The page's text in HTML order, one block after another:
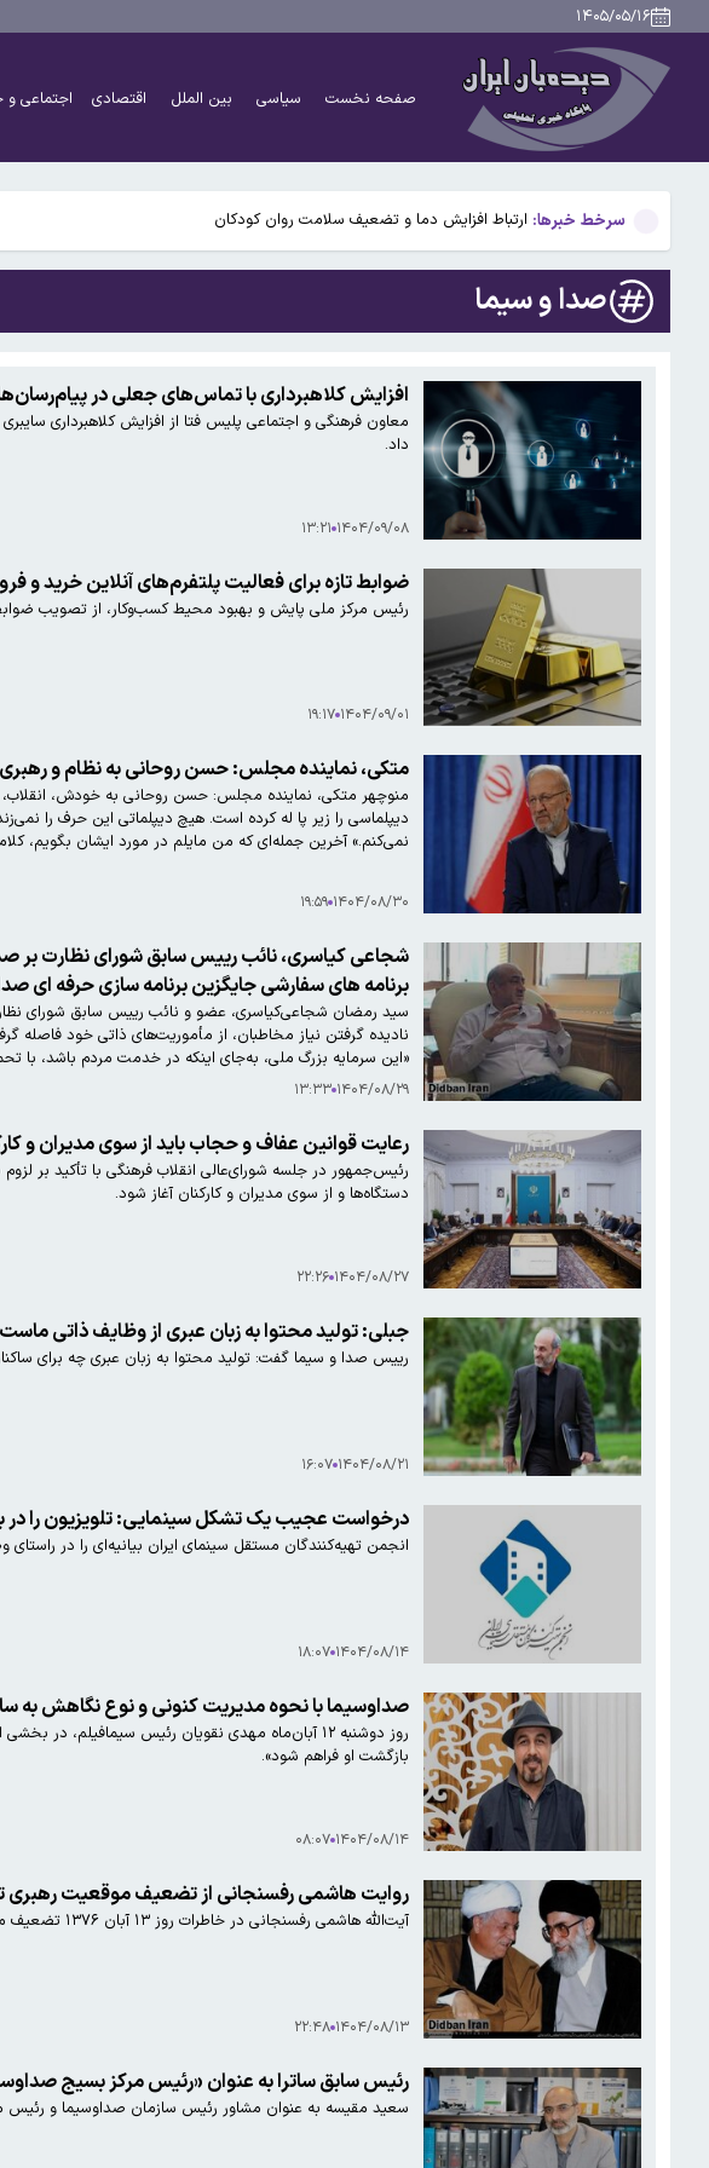
۱۴۰۵/۰۵/۱۶
صفحه نخست سیاسی بین الملل اقتصادی اجتماعی و
سرخط خبرها:
بلومبرگ: نفتکش‌ها، مقصد خود را در دریای سرخ پنهان می‌کنند
ترامپ: نمی‌خواهیم ببینیم که چین کنترل ارز‌های دیجیتال را به دست می‌گیرد /
علم‌الهدی: افرادی که می‌گویند جنگ را تمام کنید، مانند منافقین هستند
ارتباط افزایش دما و تضعیف سلامت روان کودکان
امام جمعه کرج: با کودتای برهنگی مواجه شده ایم
ترامپ: نمی‌خواهیم ببینیم که چین کنترل ارز‌های دیجیتال را به دست می‌گیرد /
علم‌الهدی: افرادی که می‌گویند جنگ را تمام کنید، مانند منافقین هستند
صدا و سیما
افزایش کلاهبرداری با تماس‌های جعلی در
معاون فرهنگی و اجتماعی پلیس فتا از افزایش کلاهبرداری‌
داد.
۱۴۰۴/۰۹/۰۸ ۱۳:۲۱
ضوابط تازه برای فعالیت پلتفرم‌های آنلاین خرید
رئیس مرکز ملی پایش و بهبود محیط کسب‌وکار، از تصویب
۱۴۰۴/۰۹/۰۱ ۱۹:۱۷
متکی، نماینده مجلس: حسن روحانی به نظام و رهبری ستم کرد
منوچهر متکی،
دیپلماسی را زیر پا له کرده است. هیچ دیپلماتی این حرف را
نمی‌کنم.» آخرین جمله‌ای که من مایلم در مورد ایشان بگویم، کلامی است که مقام معظم رهبری در آخرین روزهای ریاست‌جمهوری ایشان و در شهریورماه سال…
۱۴۰۴/۰۸/۳۰ ۱۹:۵۹
شجاعی کیاسری، نائب رییس سابق شورای
برنامه های سفارشی جایگزین برنامه سازی حرفه ای
سید رمضان شجاعی‌کیاسری، عضو و نائب رییس سابق شورای
«این سرمایه بزرگ ملی، به‌جای اینکه در خدمت مردم باشد،
۱۴۰۴/۰۸/۲۹ ۱۳:۳۳
رعایت قوانین عفاف و حجاب باید از سوی مدیران و
رئیس‌جمهور در جلسه شورای‌عالی انقلاب فرهنگی با تأکید بر
دستگاه‌ها و از سوی مدیران و کارکنان آغاز شود.
۱۴۰۴/۰۸/۲۷ ۲۲:۲۶
جبلی: تولید محتوا به زبان عبری از وظایف ذاتی ماست
رییس صدا و سیما گفت: تولید محتوا به زبان عبری چه برای
۱۴۰۴/۰۸/۲۱ ۱۶:۰۷
درخواست عجیب یک تشکل سینمایی: تلویزیون را در
انجمن تهیه‌کنندگان مستقل سینمای ایران بیانیه‌ای را در
۱۴۰۴/۰۸/۱۴ ۱۸:۰۷
صداوسیما با نحوه مدیریت کنونی و نوع نگاهش به
روز دوشنبه ۱۲ آبان‌ماه مهدی نقویان رئیس
بازگشت او فراهم شود».
۱۴۰۴/۰۸/۱۴ ۰۸:۰۷
روایت هاشمی رفسنجانی از تضعیف موقعیت رهبری
آیت‌الله هاشمی رفسنجانی در خاطرات روز ۱۳ آبان ۱۳۷۶ تضعیف موقعیت رهبری پس از دو انتخابات، مسئله ثروت‌های بادآورده، عملکرد قوه قضائیه و صدا و سیما را روایت کرده است.
۱۴۰۴/۰۸/۱۳ ۲۲:۴۸
رئیس سابق ساترا به عنوان «رئیس مرکز بسیج
سعید مقیسه به عنوان مشاور رئیس سازمان صداوسیما و